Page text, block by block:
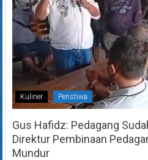
Kuliner Peristiwa
Gus Hafidz: Pedagang
Direktur Pembinaan
Mundur